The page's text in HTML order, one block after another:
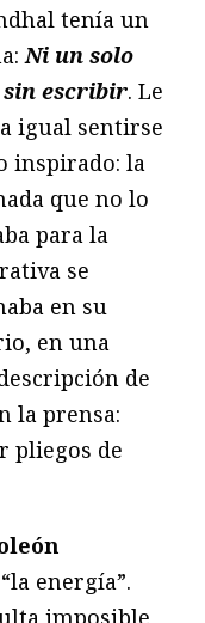
tenía un
Ni un solo
escribir. Le
igual sentirse
inspirado: la
que no lo
para la
se
en su
en una
de
la prensa:
pliegos de
energía”.
imposible